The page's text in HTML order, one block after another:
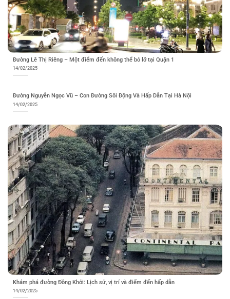
Đường Lê Thị Riêng – Một điểm đến không thể bỏ lỡ tại Quận 1
14/02/2025
Đường Nguyễn Ngọc Vũ – Con Đường Sôi Động Và Hấp Dẫn Tại Hà Nội
14/02/2025
Khám phá đường Đồng Khởi: Lịch sử, vị trí và điểm đến hấp dẫn
14/02/2025